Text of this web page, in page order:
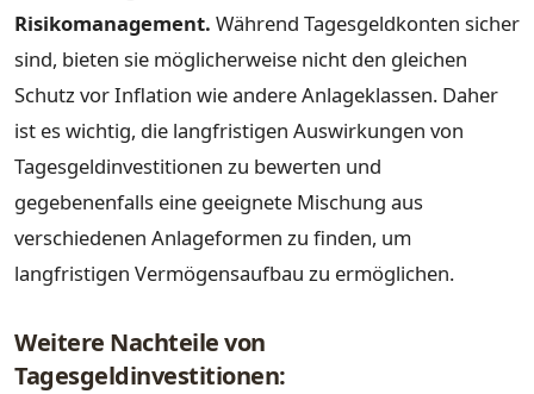
Risikomanagement. Während Tagesgeldkonten sicher
sind, bieten sie möglicherweise nicht den gleichen
Schutz vor Inflation wie andere Anlageklassen. Daher
ist es wichtig, die langfristigen Auswirkungen von
Tagesgeldinvestitionen zu bewerten und
gegebenenfalls eine geeignete Mischung aus
verschiedenen Anlageformen zu finden, um
langfristigen Vermögensaufbau zu ermöglichen.
Weitere Nachteile von
Tagesgeldinvestitionen: